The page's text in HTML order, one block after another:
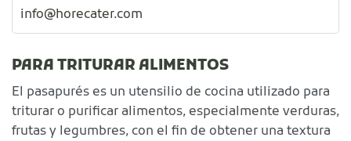
info@horecater.com
PARA TRITURAR ALIMENTOS
El pasapurés es un utensilio de cocina utilizado para
triturar o purificar alimentos, especialmente verduras,
frutas y legumbres, con el fin de obtener una textura